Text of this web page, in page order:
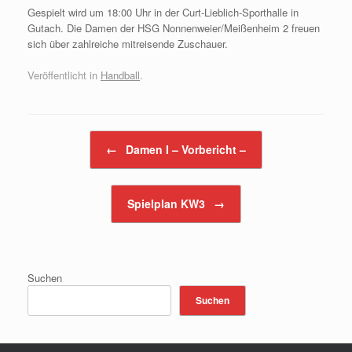
Gespielt wird um 18:00 Uhr in der Curt-Lieblich-Sporthalle in
Gutach. Die Damen der HSG Nonnenweier/Meißenheim 2 freuen
sich über zahlreiche mitreisende Zuschauer.
Veröffentlicht in Handball.
← Damen I – Vorbericht –
Spielplan KW3 →
Suchen
Suchen